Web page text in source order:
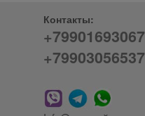
Контакты:
+79901693067
+79903056537